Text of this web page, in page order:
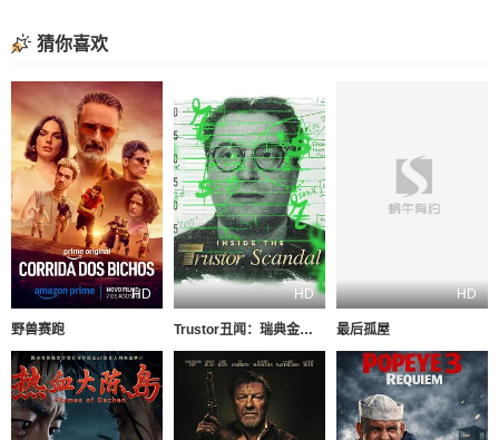
猜你喜欢
HD
野兽赛跑
HD
Trustor丑闻：瑞典金融案内幕
HD
最后孤屋